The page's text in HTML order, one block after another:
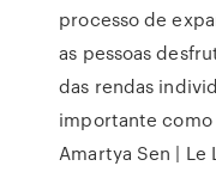
processo de
as pessoas
das rendas
importante como
Amartya Sen | Le